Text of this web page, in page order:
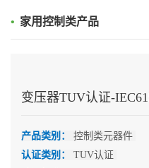
• 家用控制类产品
变压器TUV认证-
产品类别：
控制类元器件
认证类别：
TUV认证